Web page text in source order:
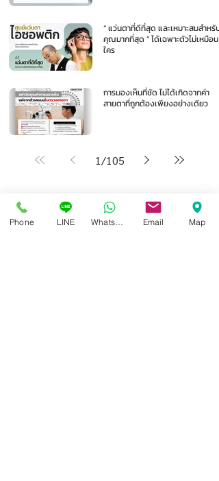
“ แว่นตาที่ดีที่สุด และเหมาะสมสำหรับ
คุณมากที่สุด ” ได้เฉพาะตัวไม่เหมือน
ใคร
การมองเห็นที่ชัด ไม่ได้เกิดจากค่า
สายตาที่ถูกต้องเพียงอย่างเดียว
1/105
Phone LINE Email Map